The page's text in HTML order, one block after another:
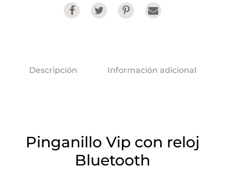
Share
Descripción Información adicional
Pinganillo Vip con reloj
Bluetooth